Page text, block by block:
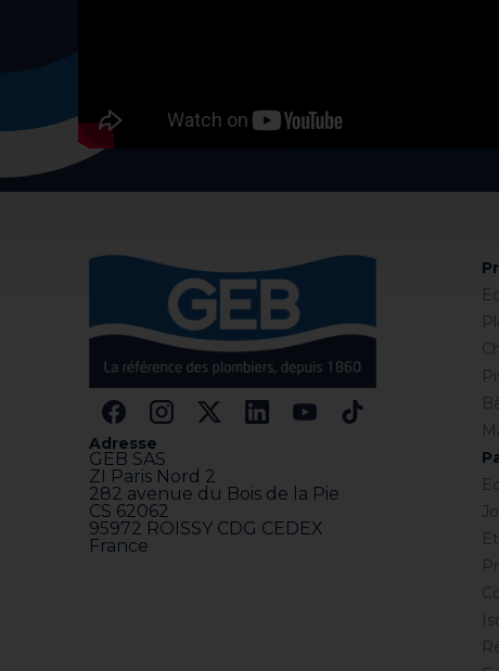
Adresse
GEB SAS
ZI Paris Nord 2
282 avenue du Bois de la Pie
CS 62062
95972 ROISSY CDG CEDEX
France